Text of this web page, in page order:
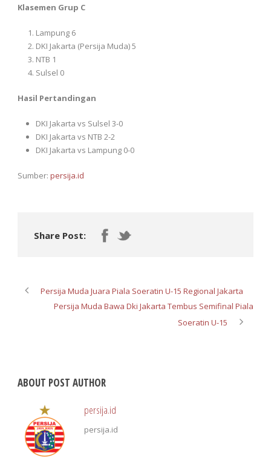
Klasemen Grup C
Lampung 6
DKI Jakarta (Persija Muda) 5
NTB 1
Sulsel 0
Hasil Pertandingan
DKI Jakarta vs Sulsel 3-0
DKI Jakarta vs NTB 2-2
DKI Jakarta vs Lampung 0-0
Sumber: persija.id
Share Post:
Persija Muda Juara Piala Soeratin U-15 Regional Jakarta
Persija Muda Bawa Dki Jakarta Tembus Semifinal Piala
Soeratin U-15
ABOUT POST AUTHOR
persija.id
persija.id